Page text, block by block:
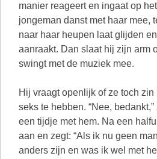
manier reageert en ingaat op
jongeman danst met haar mee,
naar haar heupen laat glijden
aanraakt. Dan slaat hij zijn arm
swingt met de muziek mee.
Hij vraagt openlijk of ze toch zin
seks te hebben. “Nee,
een tijdje met hem. Na een
aan en zegt: “Als ik nu geen
anders zijn en was ik wel met